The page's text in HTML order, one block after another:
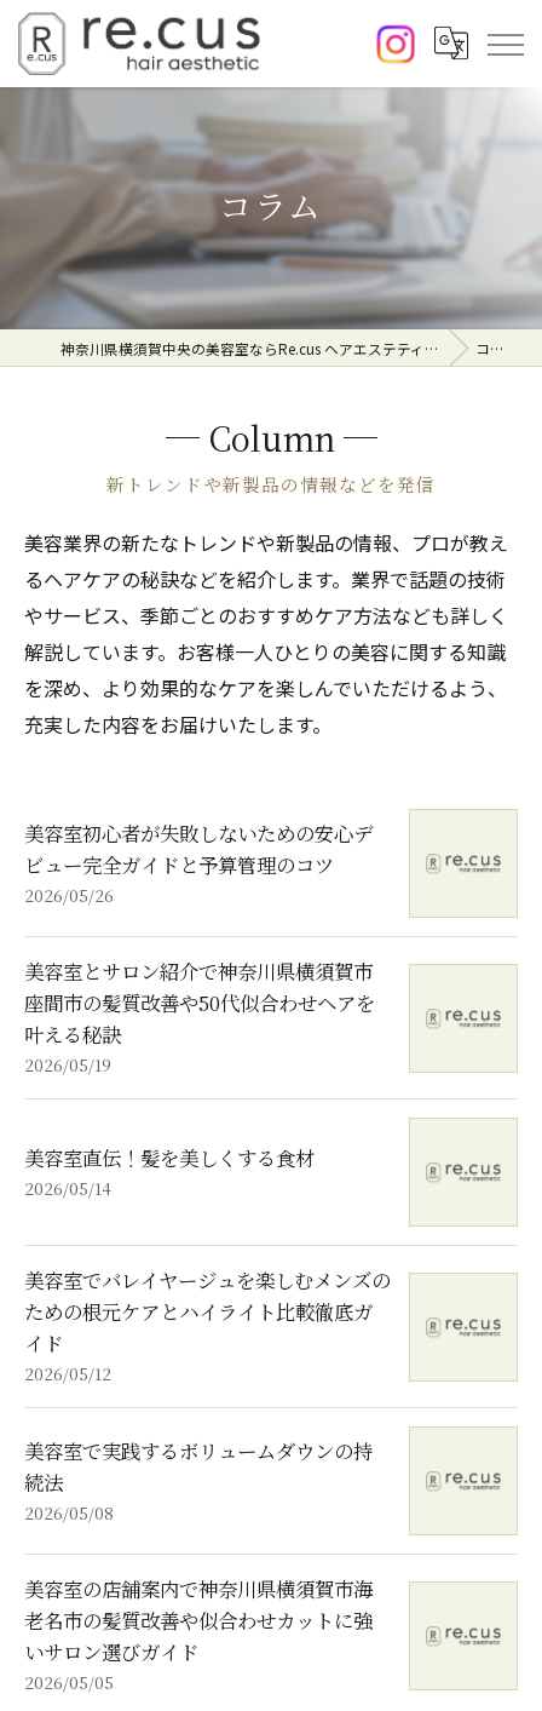
コラム
神奈川県横須賀中央の美容室ならRe.cus ヘアエステティック コラム
Column
新トレンドや新製品の情報などを発信
美容業界の新たなトレンドや新製品の情報、プロが教え
るヘアケアの秘訣などを紹介します。業界で話題の技術
やサービス、季節ごとのおすすめケア方法なども詳しく
解説しています。お客様一人ひとりの美容に関する知識
を深め、より効果的なケアを楽しんでいただけるよう、
充実した内容をお届けいたします。
美容室初心者が失敗しないための安心デ
ビュー完全ガイドと予算管理のコツ
2026/05/26
美容室とサロン紹介で神奈川県横須賀市
座間市の髪質改善や50代似合わせヘアを
叶える秘訣
2026/05/19
美容室直伝！髪を美しくする食材
2026/05/14
美容室でバレイヤージュを楽しむメンズの
ための根元ケアとハイライト比較徹底ガ
イド
2026/05/12
美容室で実践するボリュームダウンの持
続法
2026/05/08
美容室の店舗案内で神奈川県横須賀市海
老名市の髪質改善や似合わせカットに強
いサロン選びガイド
2026/05/05